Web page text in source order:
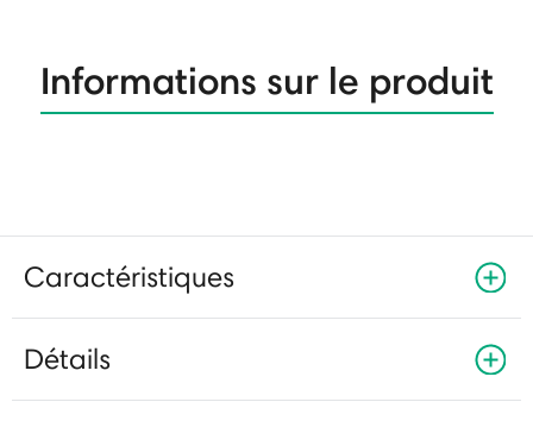
Informations sur le produit
Caractéristiques
Détails